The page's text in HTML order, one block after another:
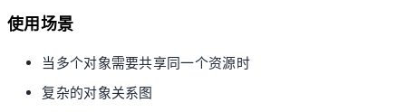
使用场景
当多个对象需要共享同一个资源时
复杂的对象关系图